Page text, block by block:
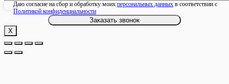
Даю согласие на сбор и обработку моих персональных данных в соответствии с
Политикой конфиденциальности
Х